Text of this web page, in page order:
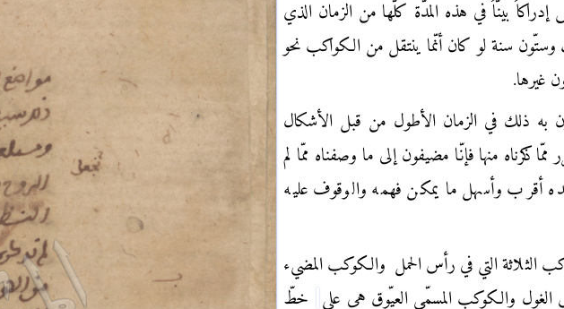
بينّاً في هذه المدّة كلّها من الزمان الذي
وستّون سنة لو كان أنّما ينتقل من الكواكب نحو
غيرها.
به ذلك في الزمان الأطول من قبل الأشكال
ممّا ذكرناه منها فإنّا مضيفون إلى ما وصفناه ممّا لم
أقرب وأسهل ما يمكن فهمه والوقوف عليه
الثلاثة التي في رأس الحمل والكوكب المضيء
الغول والكوكب المسمّى العيّوق هي على
خطّ